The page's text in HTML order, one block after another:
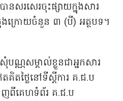
សរសេរចុះផ្សាយក្នុងសារ
ងក្រោយចំនួន ៣ (បី) អត្ថបទ។
ណ្ណសម្គាល់ខ្លួនជាអ្នកសារ
តថ្លៃនៅទីស្តីការ គ.ជ.ប
ញពីគេហទំព័រ គ.ជ.ប